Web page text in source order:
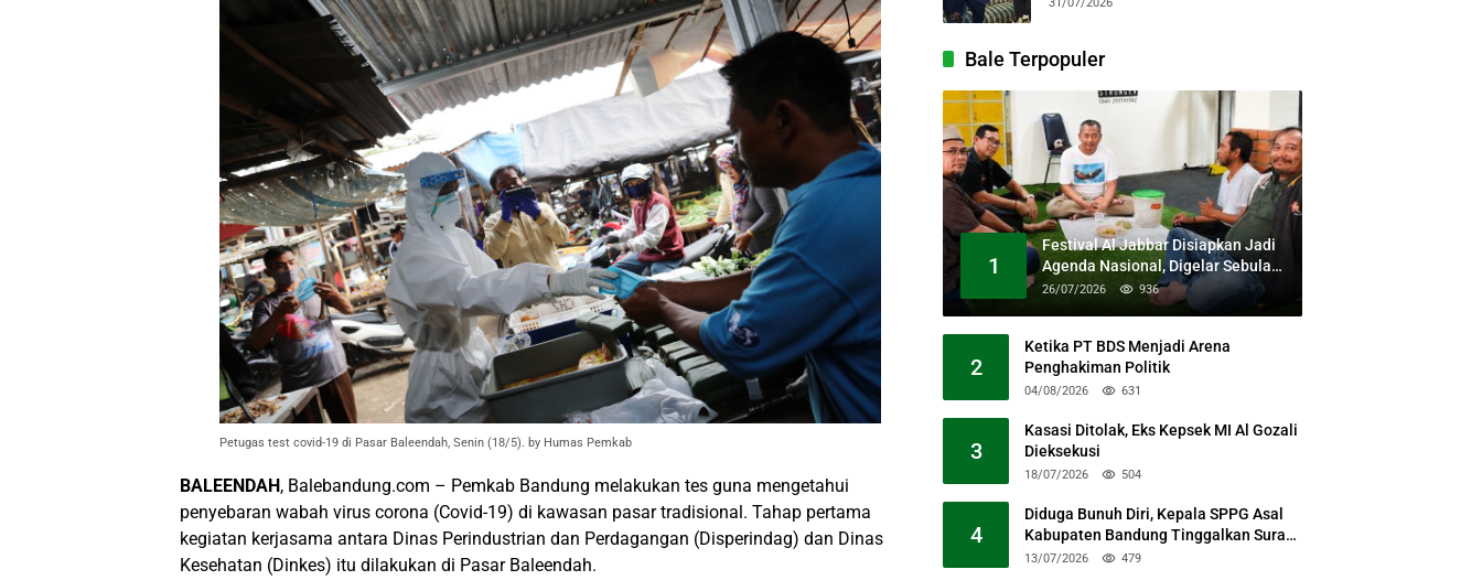
Petugas test covid-19 di Pasar Baleendah, Senin (18/5). by Humas Pemkab
BALEENDAH, Balebandung.com – Pemkab Bandung melakukan tes guna mengetahui
penyebaran wabah virus corona (Covid-19) di kawasan pasar tradisional. Tahap pertama
kegiatan kerjasama antara Dinas Perindustrian dan Perdagangan (Disperindag) dan Dinas
Kesehatan (Dinkes) itu dilakukan di Pasar Baleendah.
Bale Terpopuler
1
Festival Al Jabbar Disiapkan Jadi
Agenda Nasional, Digelar Sebulan
Penuh di Kawasan Masjid Raya Al
26/07/2026 936
2
Ketika PT BDS Menjadi Arena
Penghakiman Politik
04/08/2026 631
3
Kasasi Ditolak, Eks Kepsek MI Al Gozali
Dieksekusi
18/07/2026 504
4
Diduga Bunuh Diri, Kepala SPPG Asal
Kabupaten Bandung Tinggalkan Surat
Permohonan Maaf
13/07/2026 479